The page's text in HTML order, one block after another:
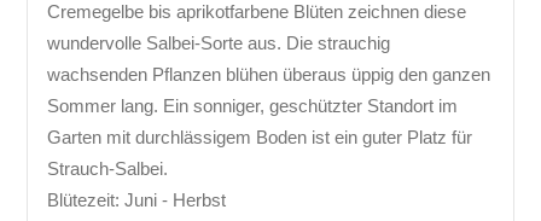
Cremegelbe bis aprikotfarbene Blüten zeichnen diese
wundervolle Salbei-Sorte aus. Die strauchig
wachsenden Pflanzen blühen überaus üppig den ganzen
Sommer lang. Ein sonniger, geschützter Standort im
Garten mit durchlässigem Boden ist ein guter Platz für
Strauch-Salbei.
Blütezeit: Juni - Herbst